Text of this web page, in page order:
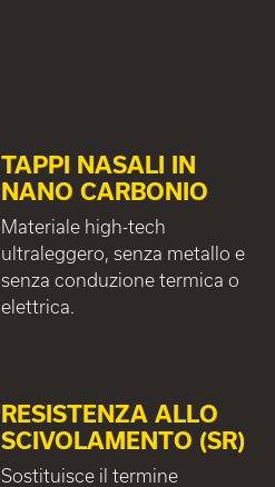
TAPPI NASALI IN
NANO CARBONIO
Materiale high-tech
ultraleggero, senza metallo e
senza conduzione termica o
elettrica.
RESISTENZA ALLO
SCIVOLAMENTO (SR)
Sostituisce il termine